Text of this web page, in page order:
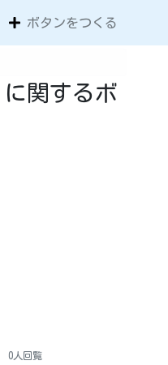
ボタンをつくる
に関するボ
0人回覧